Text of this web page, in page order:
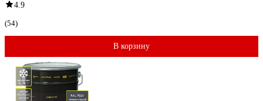
4.9
(54)
В корзину